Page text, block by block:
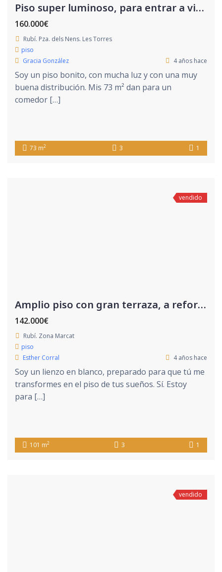
Piso super luminoso, para entrar a vivir.
160.000€
Rubí. Pza. dels Nens. Les Torres
piso
Gracia González
4 años hace
Soy un piso bonito, con mucha luz y con una muy
buena distribución. Mis 73 m² dan para un
comedor […]
73 m2 3 1
vendido
Amplio piso con gran terraza, a reformar.
142.000€
Rubí. Zona Marcat
piso
Esther Corral
4 años hace
Soy un lienzo en blanco, preparado para que tú me
transformes en el piso de tus sueños. Sí. Estoy
para […]
101 m2 3 1
vendido